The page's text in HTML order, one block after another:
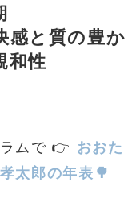
感と質の豊か
和性
ムで 👉 おおた
太郎の年表🌳